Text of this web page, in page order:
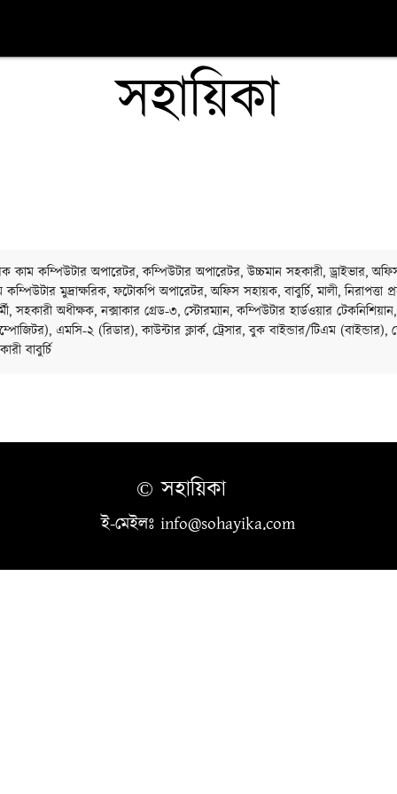
সহায়িকা
কাম কম্পিউটার অপারেটর, কম্পিউটার অপারেটর, উচ্চমান সহকারী, ড্রাইভার,
মুদ্রাক্ষরিক, ফটোকপি অপারেটর, অফিস সহায়ক, বাবুর্চি, মালী, নিরাপত্তা
সহকারী অধীক্ষক, নক্সাকার গ্রেড-৩, স্টোরম্যান, কম্পিউটার হার্ডওয়ার টেকনিশিয়ান,
এমসি-২ (রিডার), কাউন্টার ক্লার্ক, ট্রেসার, বুক বাইন্ডার/টিএম (বাইন্ডার),
বাবুর্চি
© সহায়িকা
ই-মেইলঃ info@sohayika.com